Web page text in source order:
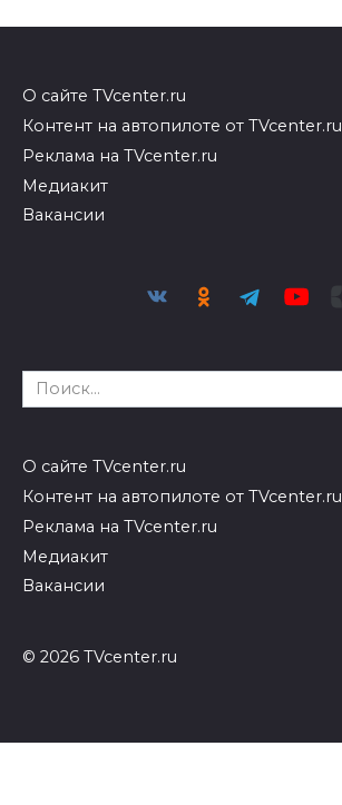
О сайте TVcenter.ru
Контент на автопилоте от TVcenter.ru
Реклама на TVcenter.ru
Медиакит
Вакансии
Search
for:
О сайте TVcenter.ru
Контент на автопилоте от TVcenter.ru
Реклама на TVcenter.ru
Медиакит
Вакансии
© 2026 TVcenter.ru